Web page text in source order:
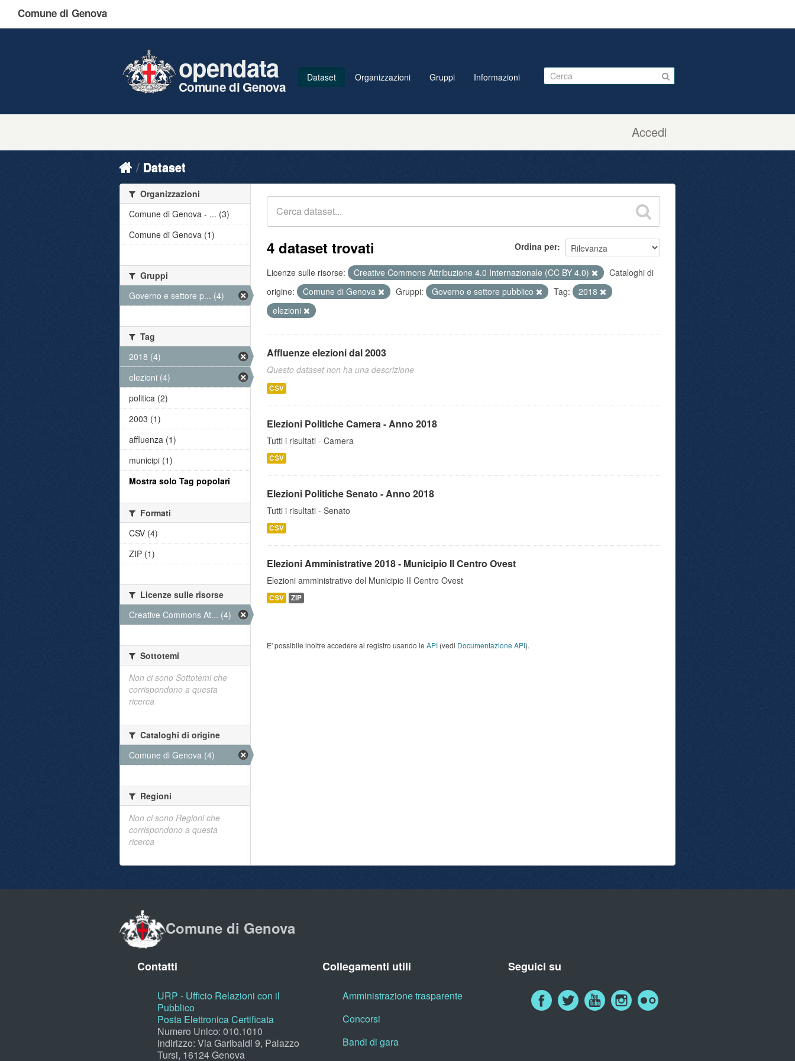
Comune di Genova
Accedi
opendata
Comune di Genova
Dataset Organizzazioni Gruppi Informazioni
Dataset
Ordina per
4 dataset trovati
Licenze sulle risorse: Creative Commons Attribuzione 4.0 Internazionale (CC BY 4.0)
Cataloghi di
origine:
Comune di Genova Gruppi: Governo e settore pubblico Tag:
2018
elezioni
Affluenze elezioni dal 2003
Questo dataset non ha una descrizione
CSV
Elezioni Politiche Camera - Anno 2018
Tutti i risultati - Camera
CSV
Elezioni Politiche Senato - Anno 2018
Tutti i risultati - Senato
CSV
Elezioni Amministrative 2018 - Municipio II Centro Ovest
Elezioni amministrative del Municipio II Centro Ovest
CSV ZIP
E' possibile inoltre accedere al registro usando le API (vedi Documentazione API).
Organizzazioni
Comune di Genova - ... (3)
Comune di Genova (1)
Gruppi
Governo e settore p... (4)
Tag
2018 (4)
elezioni (4)
politica (2)
2003 (1)
affluenza (1)
municipi (1)
Mostra solo Tag popolari
Formati
CSV (4)
ZIP (1)
Licenze sulle risorse
Creative Commons At... (4)
Sottotemi
Non ci sono Sottotemi che
corrispondono a questa
ricerca
Cataloghi di origine
Comune di Genova (4)
Regioni
Non ci sono Regioni che
corrispondono a questa
ricerca
Comune di Genova
Contatti
URP - Ufficio Relazioni con il
Pubblico
Posta Elettronica Certificata
Numero Unico: 010.1010
Indirizzo: Via Garibaldi 9, Palazzo
Tursi, 16124 Genova
Collegamenti utili
Amministrazione trasparente
Concorsi
Bandi di gara
Seguici su